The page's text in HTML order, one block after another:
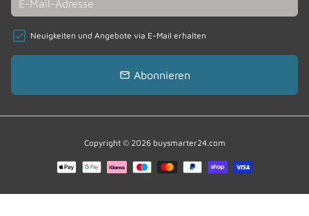
Neuigkeiten und Angebote via E-Mail erhalten
email Abonnieren
Copyright © 2026 buysmarter24.com
Zahlungsmethoden